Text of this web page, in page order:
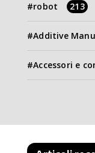
robot 213
Additive
Accessori e